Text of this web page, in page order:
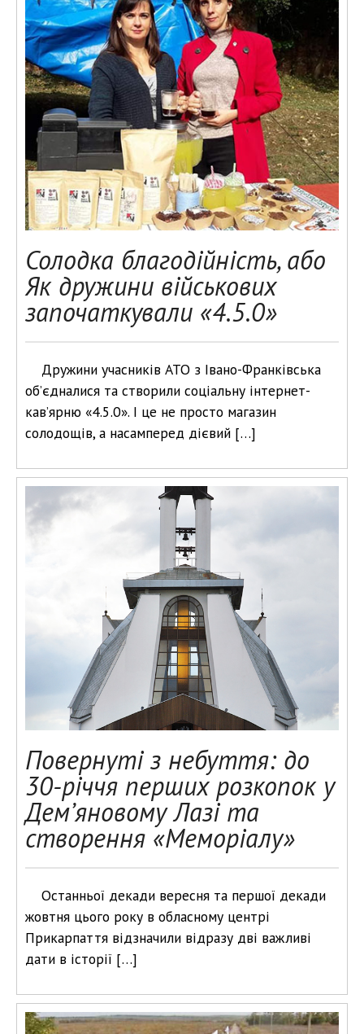
Солодка благодійність, або
Як дружини військових
започаткували «4.5.0»
Дружини учасників АТО з Івано-Франківська
об’єдналися та створили соціальну інтернет-
кав’ярню «4.5.0». І це не просто магазин
солодощів, а насамперед дієвий […]
Повернуті з небуття: до
30-річчя перших розкопок у
Дем’яновому Лазі та
створення «Меморіалу»
Останньої декади вересня та першої декади
жовтня цього року в обласному центрі
Прикарпаття відзначили відразу дві важливі
дати в історії […]